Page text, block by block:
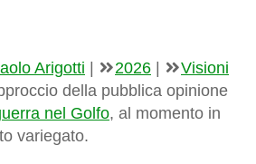
Arigotti | 2026 |
Visioni
della pubblica opinione
nel Golfo, al momento in
variegato.